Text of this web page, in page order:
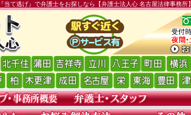
『当て逃げ』で弁護士をお探しなら【弁護士法人心 名古屋法律事務所】